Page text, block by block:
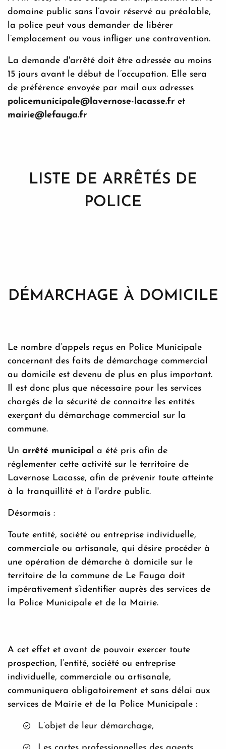
domaine public sans l’avoir réservé au préalable,
la police peut vous demander de libérer
l’emplacement ou vous infliger une contravention.
La demande d'arrêté doit être adressée au moins
15 jours avant le début de l’occupation. Elle sera
de préférence envoyée par mail aux adresses
policemunicipale@lavernose-lacasse.fr et
mairie@lefauga.fr
LISTE DE ARRÊTÉS DE
POLICE
DÉMARCHAGE À DOMICILE
Le nombre d’appels reçus en Police Municipale
concernant des faits de démarchage commercial
au domicile est devenu de plus en plus important.
Il est donc plus que nécessaire pour les services
chargés de la sécurité de connaitre les entités
exerçant du démarchage commercial sur la
commune.
Un arrêté municipal a été pris afin de
réglementer cette activité sur le territoire de
Lavernose Lacasse, afin de prévenir toute atteinte
à la tranquillité et à l'ordre public.
Désormais :
Toute entité, société ou entreprise individuelle,
commerciale ou artisanale, qui désire procéder à
une opération de démarche à domicile sur le
territoire de la commune de Le Fauga doit
impérativement s’identifier auprès des services de
la Police Municipale et de la Mairie.
A cet effet et avant de pouvoir exercer toute
prospection, l’entité, société ou entreprise
individuelle, commerciale ou artisanale,
communiquera obligatoirement et sans délai aux
services de Mairie et de la Police Municipale :
L’objet de leur démarchage,